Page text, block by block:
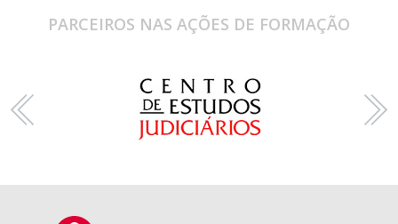
PARCEIROS NAS AÇÕES DE FORMAÇÃO